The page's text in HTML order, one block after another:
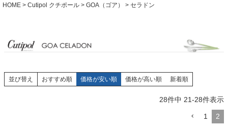
HOME Cutipol クチポール GOA（ゴア） セラドン
並び替え おすすめ順 価格が安い順 価格が高い順 新着順
28件中 21-28件表示
1 2